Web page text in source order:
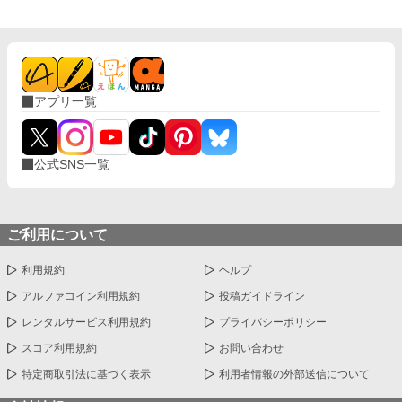
アプリ一覧
公式SNS一覧
ご利用について
利用規約 ヘルプ
アルファコイン利用規約 投稿ガイドライン
レンタルサービス利用規約 プライバシーポリシー
スコア利用規約 お問い合わせ
特定商取引法に基づく表示 利用者情報の外部送信について